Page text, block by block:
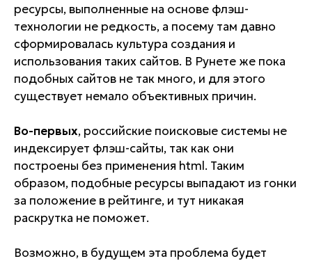
ресурсы, выполненные на основе флэш-
технологии не редкость, а посему там давно
сформировалась культура создания и
использования таких сайтов. В Рунете же пока
подобных сайтов не так много, и для этого
существует немало объективных причин.
Во-первых, российские поисковые системы не
индексирует флэш-сайты, так как они
построены без применения html. Таким
образом, подобные ресурсы выпадают из гонки
за положение в рейтинге, и тут никакая
раскрутка не поможет.
Возможно, в будущем эта проблема будет